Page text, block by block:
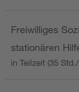
Freiwilliges
stationären
in Teilzeit (35